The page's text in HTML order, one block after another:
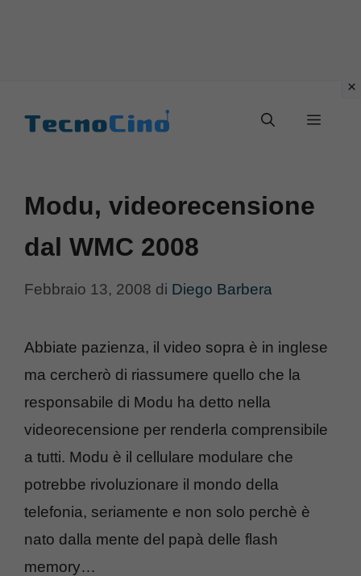
Menu
Modu, videorecensione
dal WMC 2008
Febbraio 13, 2008 di Diego Barbera
Abbiate pazienza, il video sopra è in inglese
ma cercherò di riassumere quello che la
responsabile di Modu ha detto nella
videorecensione per renderla comprensibile
a tutti. Modu è il cellulare modulare che
potrebbe rivoluzionare il mondo della
telefonia, seriamente e non solo perchè è
nato dalla mente del papà delle flash
memory…